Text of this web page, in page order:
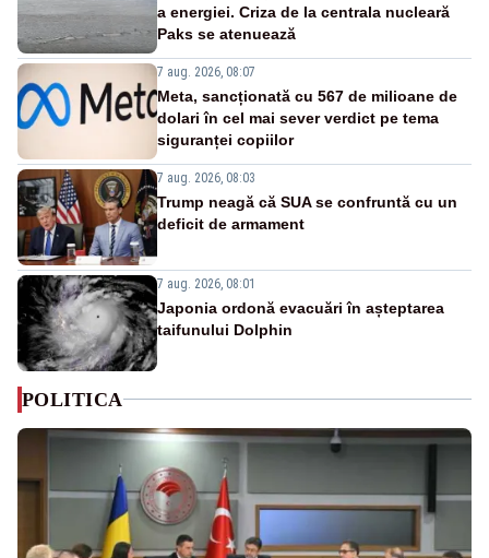
a energiei. Criza de la centrala nucleară
Paks se atenuează
7 aug. 2026, 08:07
Meta, sancționată cu 567 de milioane de
dolari în cel mai sever verdict pe tema
siguranței copiilor
7 aug. 2026, 08:03
Trump neagă că SUA se confruntă cu un
deficit de armament
7 aug. 2026, 08:01
Japonia ordonă evacuări în așteptarea
taifunului Dolphin
POLITICA